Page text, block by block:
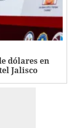
dólares en
Jalisco